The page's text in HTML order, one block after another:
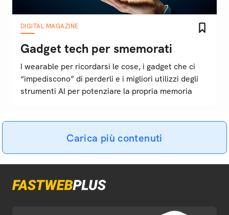
DIGITAL MAGAZINE
Gadget tech per smemorati
I wearable per ricordarsi le cose, i gadget che ci
“impediscono” di perderli e i migliori utilizzi degli
strumenti AI per potenziare la propria memoria
Carica più contenuti